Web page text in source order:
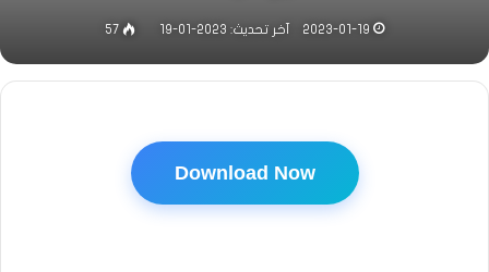
2023-01-19 آخر تحديث: 2023-01-19 57
Download Now